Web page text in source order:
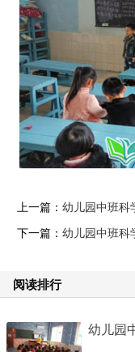
上一篇： 幼儿园中班科
下一篇： 幼儿园中班科
阅读排行
幼儿园